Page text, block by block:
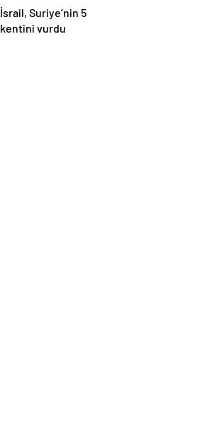
İsrail, Suriye’nin 5
kentini vurdu